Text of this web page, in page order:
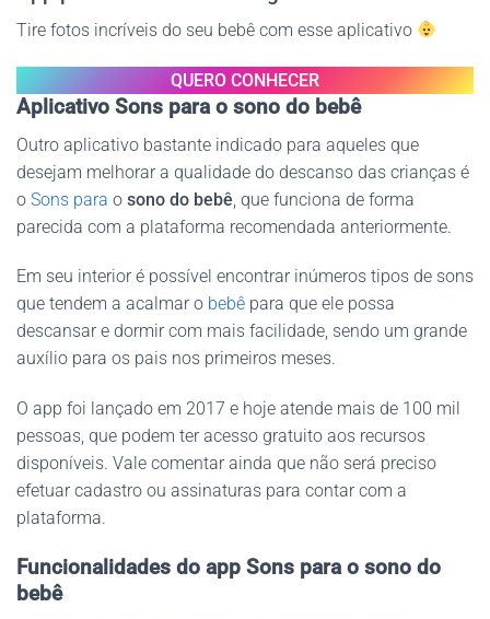
Tire fotos incríveis do seu bebê com esse aplicativo
QUERO CONHECER
Aplicativo Sons para o sono do bebê
Outro aplicativo bastante indicado para aqueles que
desejam melhorar a qualidade do descanso das crianças é
o Sons para o sono do bebê , que funciona de forma
parecida com a plataforma recomendada anteriormente.
Em seu interior é possível encontrar inúmeros tipos de sons
que tendem a acalmar o bebê para que ele possa
descansar e dormir com mais facilidade, sendo um grande
auxílio para os pais nos primeiros meses.
O app foi lançado em 2017 e hoje atende mais de 100 mil
pessoas, que podem ter acesso gratuito aos recursos
disponíveis. Vale comentar ainda que não será preciso
efetuar cadastro ou assinaturas para contar com a
plataforma.
Funcionalidades do app Sons para o sono do
bebê